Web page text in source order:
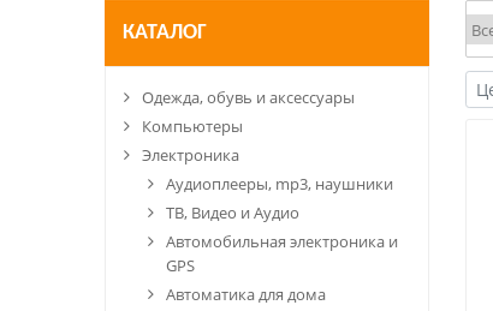
КАТАЛОГ
Одежда, обувь и аксессуары
Компьютеры
Электроника
Аудиоплееры, mp3, наушники
ТВ, Видео и Аудио
Автомобильная электроника и
GPS
Автоматика для дома